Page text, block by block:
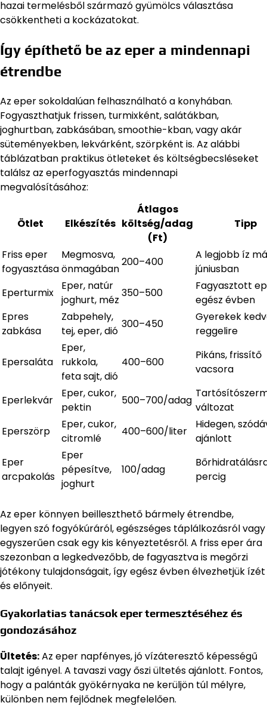
hazai termelésből származó gyümölcs választása
csökkentheti a kockázatokat.
Így építhető be az eper a mindennapi
étrendbe
Az eper sokoldalúan felhasználható a konyhában.
Fogyaszthatjuk frissen, turmixként, salátákban,
joghurtban, zabkásában, smoothie-kban, vagy akár
süteményekben, lekvárként, szörpként is. Az alábbi
táblázatban praktikus ötleteket és költségbecsléseket
találsz az eperfogyasztás mindennapi
megvalósításához:
Ötlet Elkészítés
Átlagos
költség/adag
(Ft)
Tipp
Friss eper
fogyasztása
Megmosva,
önmagában
200–400
A legjobb íz
júniusban
Eperturmix
Eper, natúr
joghurt, méz
350–500
Fagyasztott
egész évben
Epres
zabkása
Zabpehely,
tej, eper, dió
300–450
Gyerekek
reggelire
Epersaláta
Eper,
rukkola,
feta sajt, dió
400–600
Pikáns, frissítő
vacsora
Eperlekvár
Eper, cukor,
pektin
500–700/adag
változat
Eperszörp
Eper, cukor,
citromlé
400–600/liter
Hidegen,
ajánlott
Eper
arcpakolás
Eper
pépesítve,
joghurt
100/adag
percig
Az eper könnyen beilleszthető bármely étrendbe,
legyen szó fogyókúráról, egészséges táplálkozásról vagy
egyszerűen csak egy kis kényeztetésről. A friss eper ára
szezonban a legkedvezőbb, de fagyasztva is megőrzi
jótékony tulajdonságait, így egész évben élvezhetjük ízét
és előnyeit.
Gyakorlatias tanácsok eper termesztéséhez és
gondozásához
Ültetés:Az eper napfényes, jó vízáteresztő képességű
talajt igényel. A tavaszi vagy őszi ültetés ajánlott. Fontos,
hogy a palánták gyökérnyaka ne kerüljön túl mélyre,
különben nem fejlődnek megfelelően.